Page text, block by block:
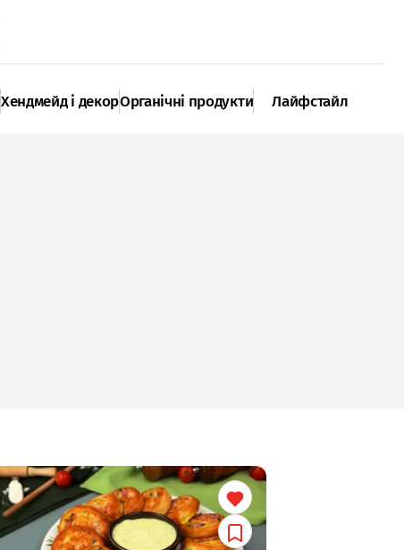
Хендмейд і декорОрганічні продукти Лайфстайл